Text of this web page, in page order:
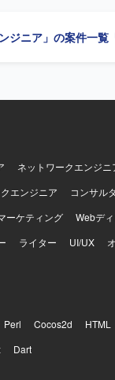
ジニア」の案件一覧
ネットワークエンジニ
エンジニア コンサル
ーケティング Webデ
ライター UI/UX
Perl Cocos2d HTML
Dart